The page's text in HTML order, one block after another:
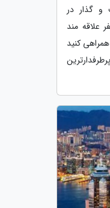
گذار در
علاقه مند
کنید